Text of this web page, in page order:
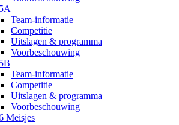
Team-informatie
Competitie
Uitslagen & programma
Voorbeschouwing
Team-informatie
Competitie
Uitslagen & programma
Voorbeschouwing
Meisjes